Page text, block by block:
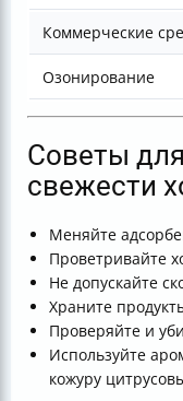
Коммерческие
Озонирование
Советы
свежести
Меняйте
Проветривайте
Не допускайте
Храните
Проверяйте и
Используйте
кожуру